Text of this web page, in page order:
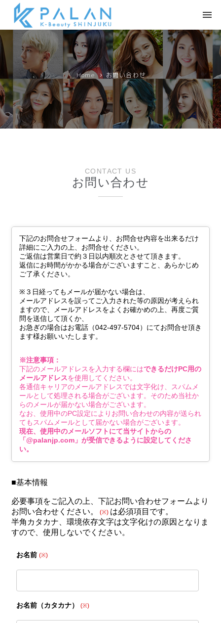
メニュースキップ
Home お問い合わせ
CONTACT US
お問い合わせ